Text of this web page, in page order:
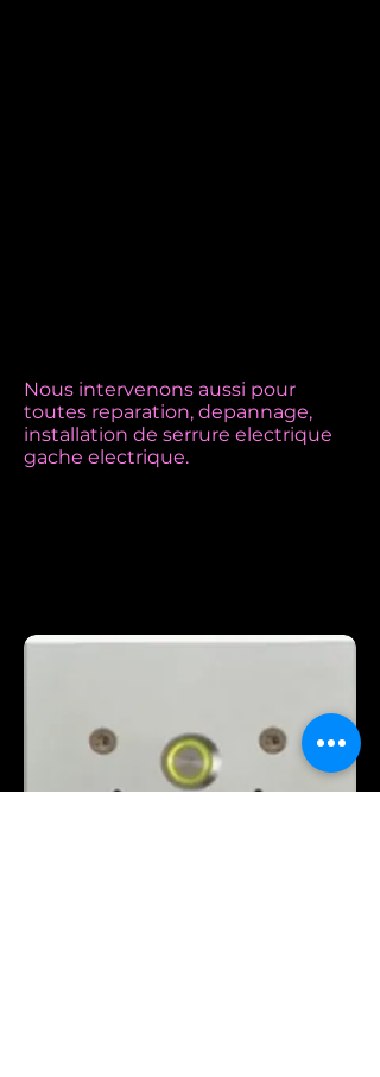
Nous intervenons aussi pour
toutes reparation, depannage,
installation de serrure electrique
gache electrique.